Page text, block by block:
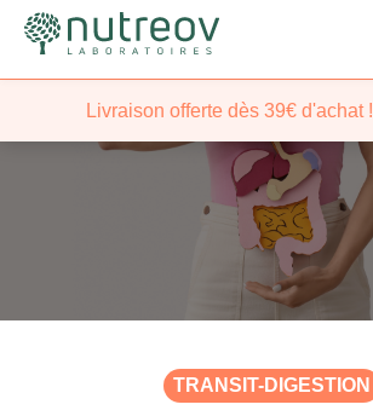
TRANSIT-DIGESTION
Livraison offerte dès 39€ d'achat !